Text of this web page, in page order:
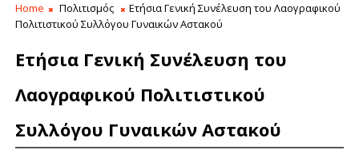
Home Πολιτισμός
Ετήσια Γενική Συνέλευση του Λαογραφικού
Πολιτιστικού Συλλόγου Γυναικών Αστακού
Ετήσια Γενική Συνέλευση του
Λαογραφικού Πολιτιστικού
Συλλόγου Γυναικών Αστακού